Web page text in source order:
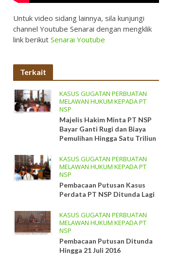
Untuk video sidang lainnya, sila kunjungi
channel Youtube Senarai dengan mengklik
link berikutSenarai Youtube
Terkait
KASUS GUGATAN PERBUATAN
MELAWAN HUKUM KEPADA PT
NSP
Majelis Hakim Minta PT NSP
Bayar Ganti Rugi dan Biaya
Pemulihan Hingga Satu Triliun
KASUS GUGATAN PERBUATAN
MELAWAN HUKUM KEPADA PT
NSP
Pembacaan Putusan Kasus
Perdata PT NSP Ditunda Lagi
KASUS GUGATAN PERBUATAN
MELAWAN HUKUM KEPADA PT
NSP
Pembacaan Putusan Ditunda
Hingga 21 Juli 2016